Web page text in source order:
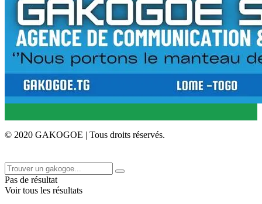
© 2020 GAKOGOE | Tous droits réservés.
Pas de résultat
Voir tous les résultats